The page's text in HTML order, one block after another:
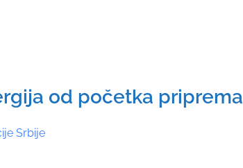
od početka priprema
Srbije